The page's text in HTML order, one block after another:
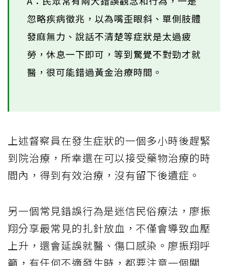
忽略疾病徵兆，以為嘴歪眼斜、單側肢體
發麻無力、說話不清楚等症狀是太過疲
勞，休息一下即可，等到驚覺不對勁才就
醫，很可能錯過黃金治療時間。
上述督察員在發生症狀的一個多小時後趕緊
到院治療，所幸還在可以接受藥物治療的時
間內，得到有效治療，沒有留下後遺症。
另一個常見錯誤行為是迷信民俗療法，廖振
翔分享最常見的扎針放血，不僅會導致血壓
上升，還會延誤就醫、傷口感染。廖振翔呼
籲，有任何不適發生時，都要注意一個關